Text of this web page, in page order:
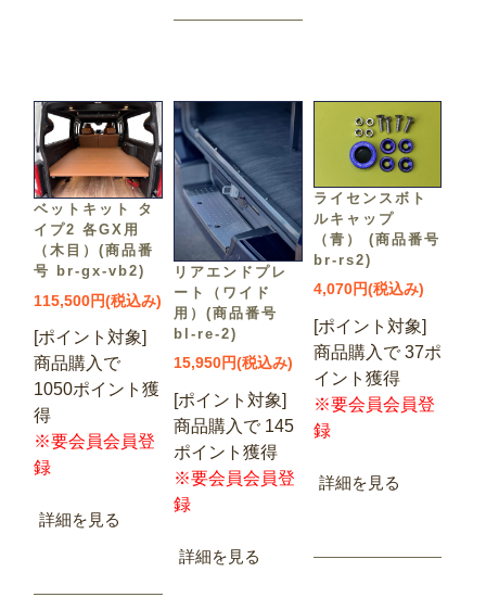
ベットキット タ
イプ2 各GX用
（木目）(商品番
号 br-gx-vb2)
115,500円(税込み)
[ポイント対象]
商品購入で
1050ポイント獲
得
※要会員会員登
録
詳細を見る
リアエンドプレ
ート（ワイド
用）(商品番号
bl-re-2)
15,950円(税込み)
[ポイント対象]
商品購入で 145
ポイント獲得
※要会員会員登
録
詳細を見る
ライセンスボト
ルキャップ
（青） (商品番号
br-rs2)
4,070円(税込み)
[ポイント対象]
商品購入で 37ポ
イント獲得
※要会員会員登
録
詳細を見る